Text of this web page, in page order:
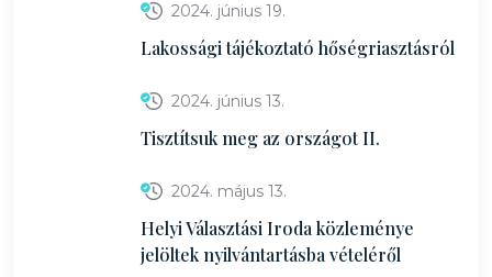
2024. június 19.
Lakossági tájékoztató hőségriasztásról
2024. június 13.
Tisztítsuk meg az országot II.
2024. május 13.
Helyi Választási Iroda közleménye
jelöltek nyilvántartásba vételéről